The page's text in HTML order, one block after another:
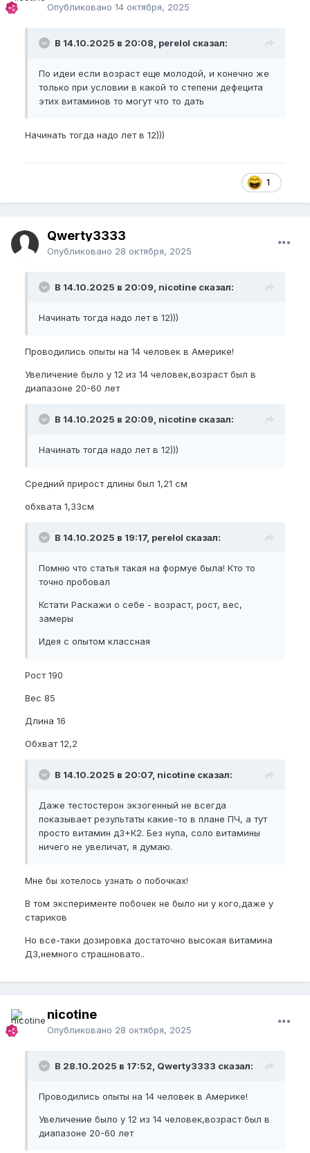
Опубликовано 14 октября, 2025
В 14.10.2025 в 20:08, perelol сказал:
По идеи если возраст еще молодой, и конечно же
только при условии в какой то степени дефецита
этих витаминов то могут что то дать
Начинать тогда надо лет в 12)))
1
Qwerty3333
Опубликовано 28 октября, 2025
В 14.10.2025 в 20:09, nicotine сказал:
Начинать тогда надо лет в 12)))
Проводились опыты на 14 человек в Америке!
Увеличение было у 12 из 14 человек,возраст был в
диапазоне 20-60 лет
В 14.10.2025 в 20:09, nicotine сказал:
Начинать тогда надо лет в 12)))
Средний прирост длины был 1,21 см
обхвата 1,33см
В 14.10.2025 в 19:17, perelol сказал:
Помню что статья такая на формуе была! Кто то
точно пробовал
Кстати Раскажи о себе - возраст, рост, вес,
замеры
Идея с опытом классная
Рост 190
Вес 85
Длина 16
Обхват 12,2
В 14.10.2025 в 20:07, nicotine сказал:
Даже тестостерон экзогенный не всегда
показывает результаты какие-то в плане ПЧ, а тут
просто витамин д3+К2. Без нупа, соло витамины
ничего не увеличат, я думаю.
Мне бы хотелось узнать о побочках!
В том эксперименте побочек не было ни у кого,даже у
стариков
Но все-таки дозировка достаточно высокая витамина
Д3,немного страшновато..
nicotine
Опубликовано 28 октября, 2025
В 28.10.2025 в 17:52, Qwerty3333 сказал:
Проводились опыты на 14 человек в Америке!
Увеличение было у 12 из 14 человек,возраст был в
диапазоне 20-60 лет